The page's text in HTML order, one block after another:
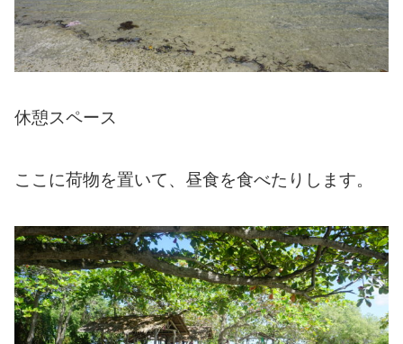
休憩スペース
ここに荷物を置いて、昼食を食べたりします。